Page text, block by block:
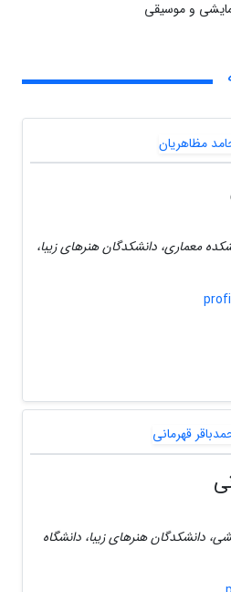
معماری، دانشکدگان هنرهای زیبا،
دانشکدگان هنرهای زیبا، دانشگاه